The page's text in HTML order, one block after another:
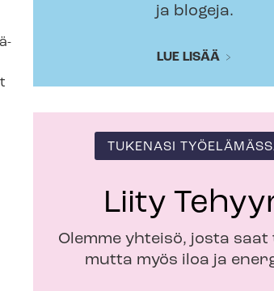
ja blogeja.
LUE LISÄÄ
TUKENASI
Liity
Olemme yhteisö, josta
mutta myös iloa ja